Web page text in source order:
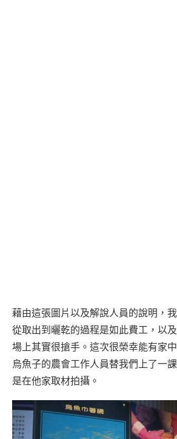
藉由這張圖片以及解說人員的說明，
從取出到曬乾的過程是如此費工，以
場上其實很搶手。這次很榮幸能有家
烏魚子的農會工作人員替我們上了一
是在他家取材拍攝。